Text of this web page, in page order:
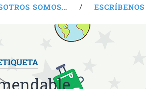
SOMOS… ESCRÍBENOS